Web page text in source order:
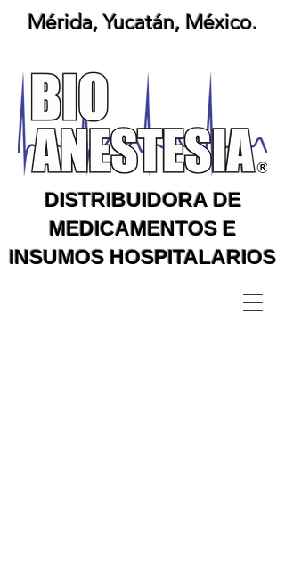
DISTRIBUIDORA DE
MEDICAMENTOS E
INSUMOS HOSPITALARIOS
Mérida, Yucatán, México.